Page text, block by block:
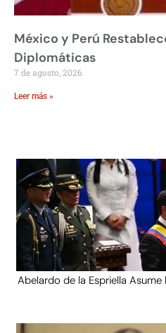
México y Perú
Diplomáticas
7 de agosto, 2026
Leer más »
Abelardo de la Espriella